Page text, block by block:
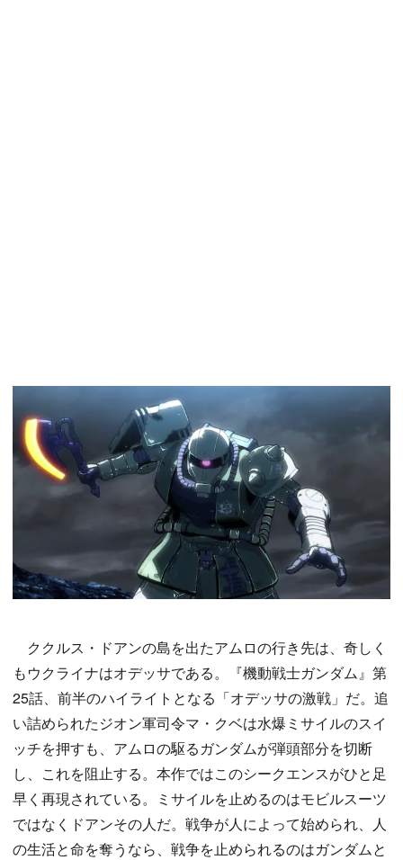
ククルス・ドアンの島を出たアムロの行き先は、奇しく
もウクライナはオデッサである。『機動戦士ガンダム』第
25話、前半のハイライトとなる「オデッサの激戦」だ。追
い詰められたジオン軍司令マ・クベは水爆ミサイルのスイ
ッチを押すも、アムロの駆るガンダムが弾頭部分を切断
し、これを阻止する。本作ではこのシークエンスがひと足
早く再現されている。ミサイルを止めるのはモビルスーツ
ではなくドアンその人だ。戦争が人によって始められ、人
の生活と命を奪うなら、戦争を止められるのはガンダムと